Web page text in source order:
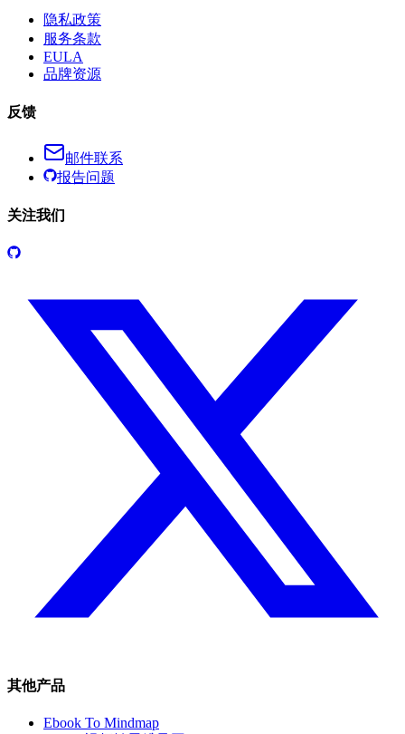
隐私政策
服务条款
EULA
品牌资源
反馈
邮件联系
报告问题
关注我们
其他产品
Ebook To Mindmap